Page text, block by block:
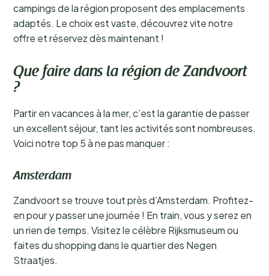
campings de la région proposent des emplacements
adaptés. Le choix est vaste, découvrez vite notre
offre et réservez dès maintenant !
Que faire dans la région de Zandvoort
?
Partir en vacances à la mer, c’est la garantie de passer
un excellent séjour, tant les activités sont nombreuses.
Voici notre top 5 à ne pas manquer :
Amsterdam
Zandvoort se trouve tout près d’Amsterdam. Profitez-
en pour y passer une journée ! En train, vous y serez en
un rien de temps. Visitez le célèbre Rijksmuseum ou
faites du shopping dans le quartier des Negen
Straatjes.